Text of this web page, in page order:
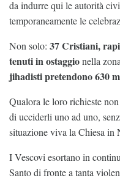
da indurre qui le autorità
temporaneamente le
Non solo: 37 Cristiani,
tenuti in ostaggionella
jihadisti pretendono 630
Qualora le loro richieste
di ucciderli uno ad uno,
situazione viva la Chiesa in
I Vescovi esortano in
Santo di fronte a tanta